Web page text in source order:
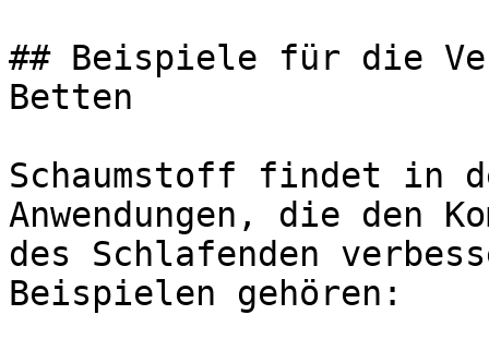
## Beispiele für die
Betten
Schaumstoff findet in
Anwendungen, die den
des Schlafenden
Beispielen gehören: